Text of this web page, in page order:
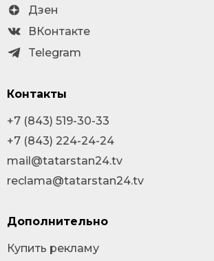
Дзен
ВКонтакте
Telegram
Контакты
+7 (843) 519-30-33
+7 (843) 224-24-24
mail@tatarstan24.tv
reclama@tatarstan24.tv
Дополнительно
Купить рекламу